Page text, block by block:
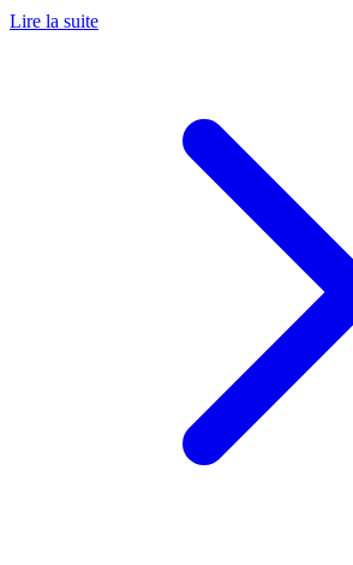
Lire la suite